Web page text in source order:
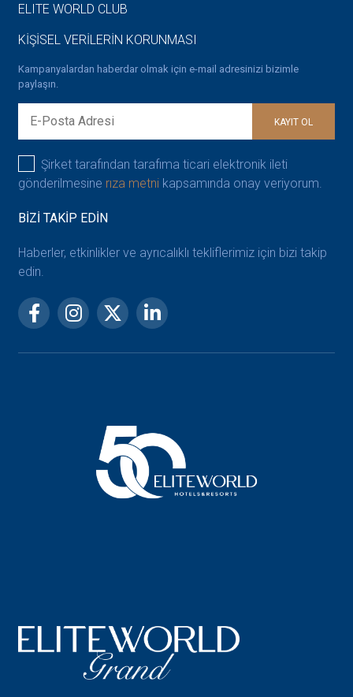
ELITE WORLD CLUB
KİŞİSEL VERİLERİN KORUNMASI
Kampanyalardan haberdar olmak için e-mail adresinizi bizimle
paylaşın.
KAYIT OL
Şirket tarafından tarafıma ticari elektronik ileti
gönderilmesine rıza metni kapsamında onay veriyorum.
BİZİ TAKİP EDİN
Haberler, etkinlikler ve ayrıcalıklı tekliflerimiz için bizi takip
edin.